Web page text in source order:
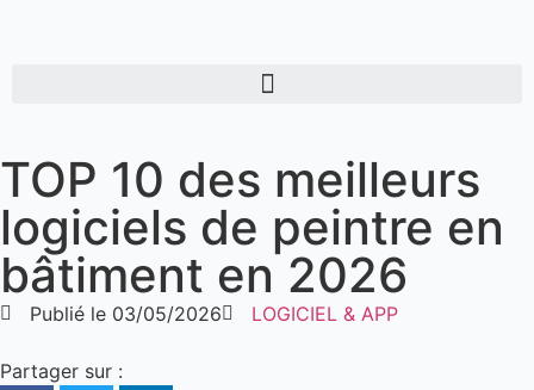
TOP 10 des meilleurs
logiciels de peintre en
bâtiment en 2026
Publié le 03/05/2026 LOGICIEL & APP
Partager sur :